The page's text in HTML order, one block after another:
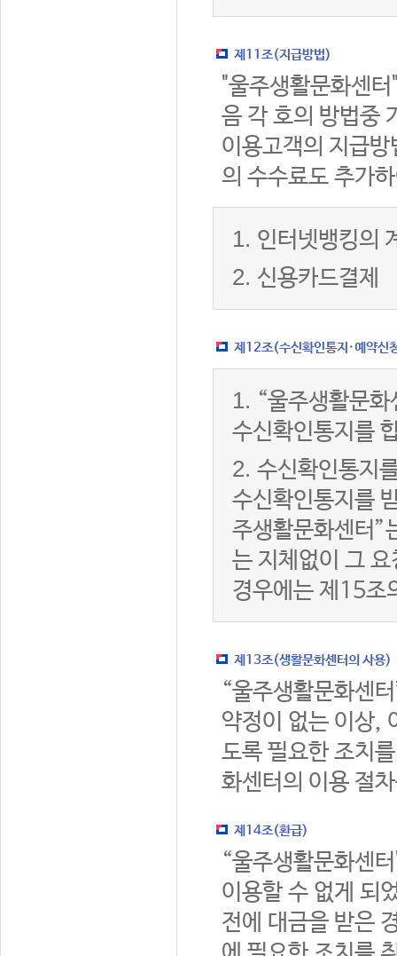
제11조(지급방법)
"울주생활문화센
음 각 호의 방법중
이용고객의 지급
의 수수료도 추가
1. 인터넷뱅킹의
2. 신용카드결제
제12조(수신확인통지·예약신
1. “울주생활문
수신확인통지를
2. 수신확인통지
수신확인통지를
주생활문화센터”
는 지체없이 그
경우에는 제15조
제13조(생활문화센터의 사용)
“울주생활문화센
약정이 없는 이상,
도록 필요한 조치
화센터의 이용 절
제14조(환급)
“울주생활문화센
이용할 수 없게 되
전에 대금을 받은